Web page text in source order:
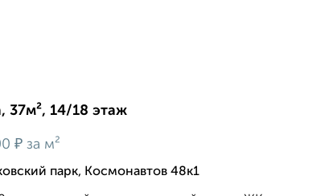
37м², 14/18 этаж
₽ за м²
парк, Космонавтов 48к1